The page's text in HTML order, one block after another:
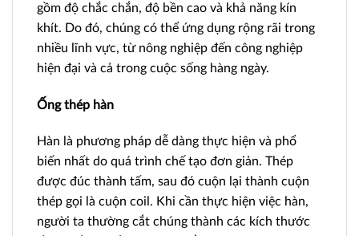
gồm độ chắc chắn, độ bền cao và khả năng kín
khít. Do đó, chúng có thể ứng dụng rộng rãi trong
nhiều lĩnh vực, từ nông nghiệp đến công nghiệp
hiện đại và cả trong cuộc sống hàng ngày.
Ống thép hàn
Hàn là phương pháp dễ dàng thực hiện và phổ
biến nhất do quá trình chế tạo đơn giản. Thép
được đúc thành tấm, sau đó cuộn lại thành cuộn
thép gọi là cuộn coil. Khi cần thực hiện việc hàn,
người ta thường cắt chúng thành các kích thước